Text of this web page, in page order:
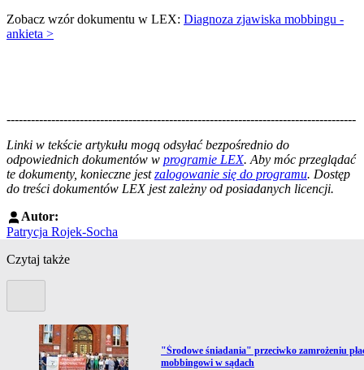
Zobacz wzór dokumentu w LEX: Diagnoza zjawiska mobbingu -
ankieta >
--------------------------------------------------------------------------------------
Linki w tekście artykułu mogą odsyłać bezpośrednio do
odpowiednich dokumentów w programie LEX. Aby móc przeglądać
te dokumenty, konieczne jestzalogowanie się do programu. Dostęp
do treści dokumentów LEX jest zależny od posiadanych licencji.
Autor:
Patrycja Rojek-Socha
Czytaj także
Przejdź do artykułu:
"Środowe śniadania" przeciwko zamrożeniu
mobbingowi w sądach